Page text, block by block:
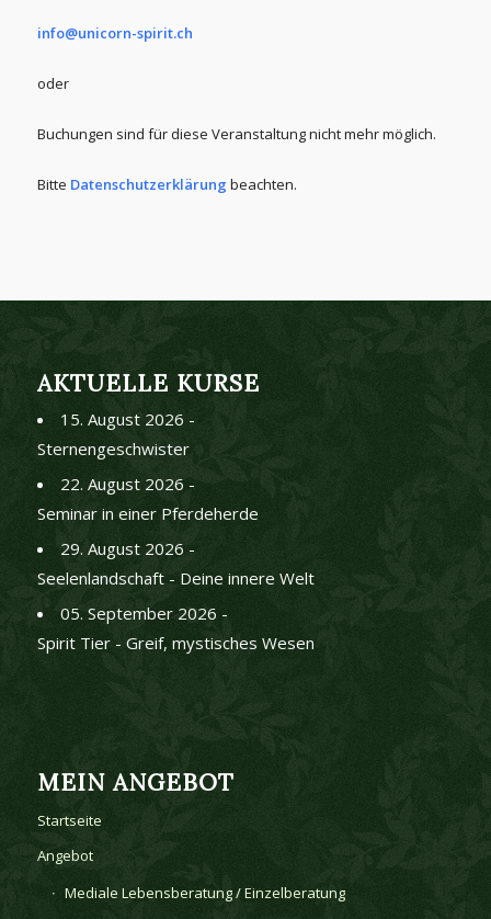
info@unicorn-spirit.ch
oder
Buchungen sind für diese Veranstaltung nicht mehr möglich.
Bitte Datenschutzerklärung beachten.
AKTUELLE KURSE
15. August 2026 -
Sternengeschwister
22. August 2026 -
Seminar in einer Pferdeherde
29. August 2026 -
Seelenlandschaft - Deine innere Welt
05. September 2026 -
Spirit Tier - Greif, mystisches Wesen
MEIN ANGEBOT
Startseite
Angebot
Mediale Lebensberatung / Einzelberatung